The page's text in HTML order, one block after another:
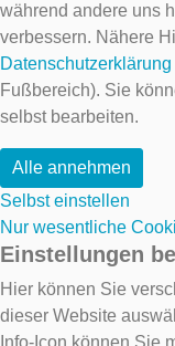
während andere uns
verbessern. Nähere
Datenschutzerklärung
Fußbereich). Sie
selbst bearbeiten.
Alle annehmen
Selbst einstellen
Nur wesentliche
Einstellungen
Hier können Sie
dieser Website